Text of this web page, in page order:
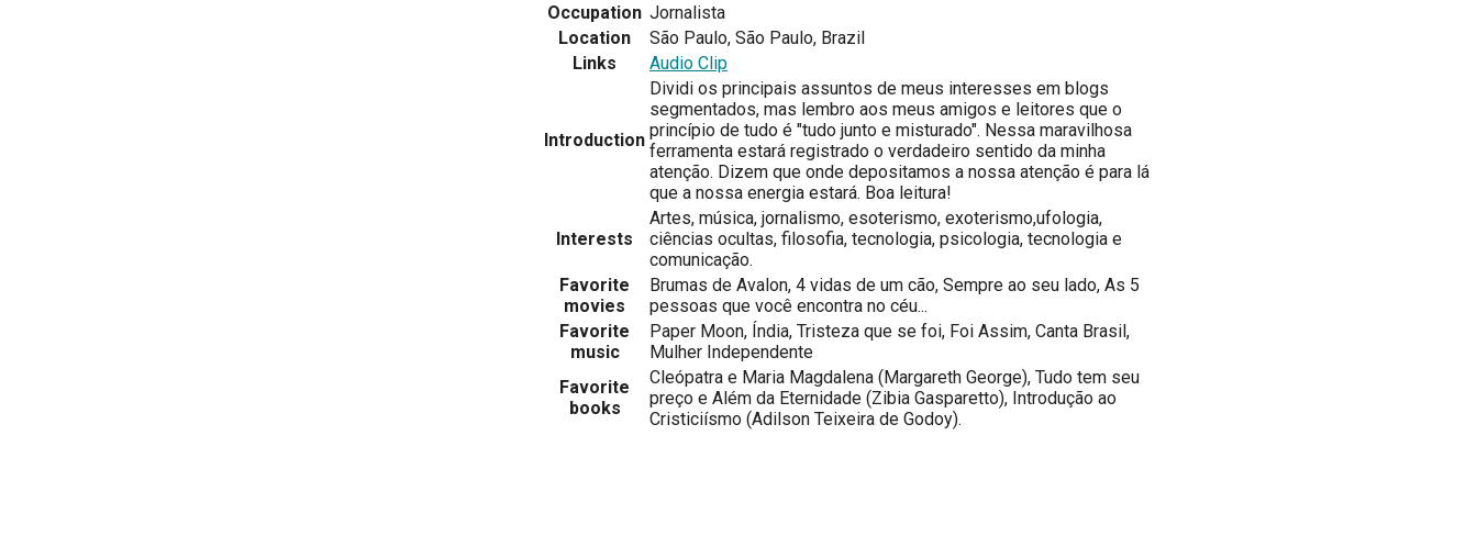
Occupation Jornalista
Location
São Paulo, São Paulo, Brazil
Links
Audio Clip
Introduction
Dividi os principais assuntos de meus interesses em blogs
segmentados, mas lembro aos meus amigos e leitores que o
princípio de tudo é "tudo junto e misturado". Nessa maravilhosa
ferramenta estará registrado o verdadeiro sentido da minha
atenção. Dizem que onde depositamos a nossa atenção é para lá
que a nossa energia estará. Boa leitura!
Interests
Artes, música, jornalismo, esoterismo, exoterismo,ufologia,
ciências ocultas, filosofia, tecnologia, psicologia, tecnologia e
comunicação.
Favorite
movies
Brumas de Avalon, 4 vidas de um cão, Sempre ao seu lado, As 5
pessoas que você encontra no céu...
Favorite
music
Paper Moon, Índia, Tristeza que se foi, Foi Assim, Canta Brasil,
Mulher Independente
Favorite
books
Cleópatra e Maria Magdalena (Margareth George), Tudo tem seu
preço e Além da Eternidade (Zibia Gasparetto), Introdução ao
Cristiciísmo (Adilson Teixeira de Godoy).